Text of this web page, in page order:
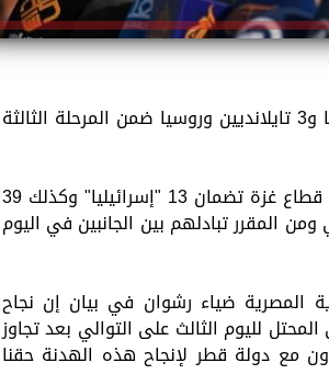
أعلنت كتائب القسام أنها سلمت الصليب الأحمر 13 محتجزًا صهيونيا و3 تايلانديين وروسيا ضمن المرحلة الثالثة
وكان مسؤول مصري أعلن عن تسلم القاهرة قائمتين بالرهائن في قطاع غزة تضمان 13 "إسرائيليا" وكذلك 39
المقرر تبادلهم بين الجانبين في اليوم
المصرية ضياء رشوان في بيان إن نجاح
لليوم الثالث على التوالي بعد تجاوز
مع دولة قطر لإنجاح هذه الهدنة حقنا